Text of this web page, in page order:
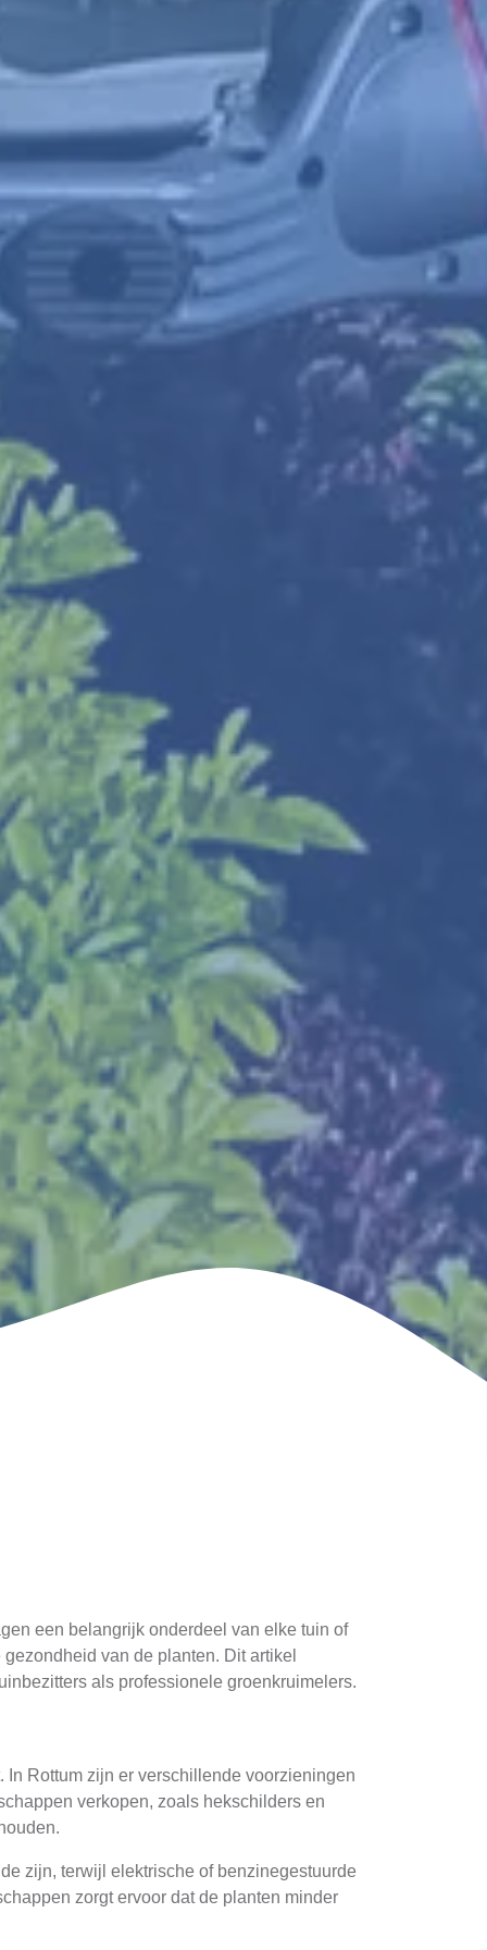
een belangrijk onderdeel van elke tuin of
van de planten. Dit artikel
als professionele groenkruimelers.
Rottum zijn er verschillende voorzieningen
verkopen, zoals hekschilders en
zijn, terwijl elektrische of benzinegestuurde
zorgt ervoor dat de planten minder